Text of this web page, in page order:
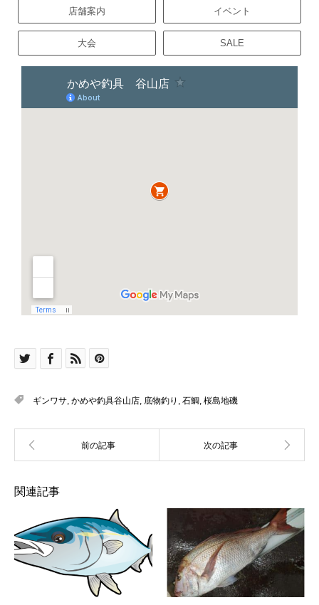
店舗案内 イベント
大会 SALE
ギンワサ, かめや釣具谷山店, 底物釣り , 石鯛 , 桜島地磯
関連記事